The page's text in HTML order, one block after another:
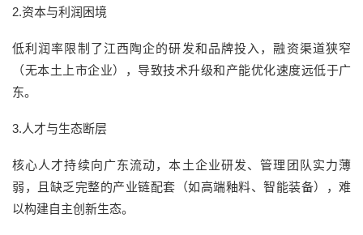
2.资本与利润困境
低利润率限制了江西陶企的研发和品牌投入，融资渠道狭窄
（无本土上市企业），导致技术升级和产能优化速度远低于广
东。
3.人才与生态断层
核心人才持续向广东流动，本土企业研发、管理团队实力薄
弱，且缺乏完整的产业链配套（如高端釉料、智能装备），难
以构建自主创新生态。